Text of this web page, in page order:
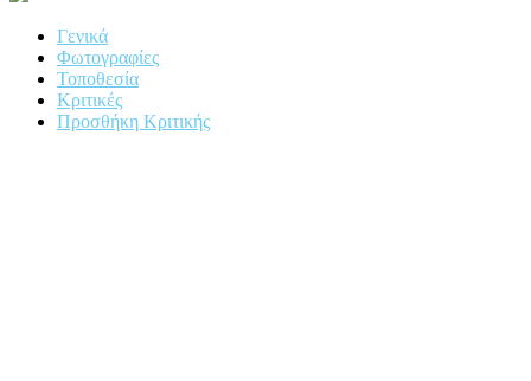
Γενικά
Φωτογραφίες
Τοποθεσία
Κριτικές
Προσθήκη Κριτικής